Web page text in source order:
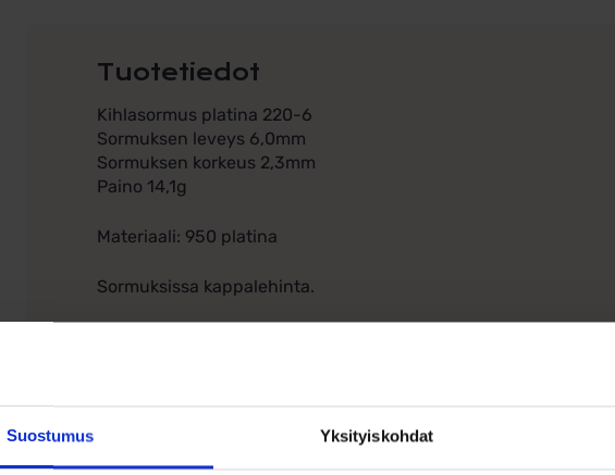
Suostumus Yksityiskohdat
Tuotetiedot
Kihlasormus platina 220-6
Sormuksen leveys 6,0mm
Sormuksen korkeus 2,3mm
Paino 14,1g
Materiaali: 950 platina
Sormuksissa kappalehinta.
Tee sormuksestasi ainutlaatuinen ja henkilökohtainen
valitsemasi tekstin täysin veloituksetta. Tämä pieni
Sormuksen saatavuus ja